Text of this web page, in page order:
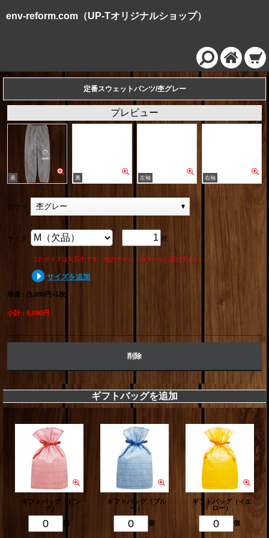
env-reform.com（UP-Tオリジナルショップ）
定番スウェットパンツ/杢グレー
プレビュー
カラー 杢グレー
枚
サイズ
このサイズは欠品中です。他のサイズ・カラーをお選び下さい。
サイズを追加
単価 : (5,090円×1枚)
小計 : 5,090円
削除
ギフトバッグを追加
ギフトバッグ（ピン
ク）
個
ギフトバッグ（ブル
ー）
個
ギフトバッグ（イエ
ロー）
個